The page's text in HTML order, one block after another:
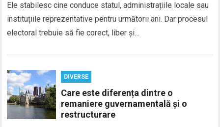
Ele stabilesc cine conduce statul, administrațiile locale sau
instituțiile reprezentative pentru următorii ani. Dar procesul
electoral trebuie să fie corect, liber și…
DIVERSE
Care este diferența dintre o
remaniere guvernamentală și o
restructurare